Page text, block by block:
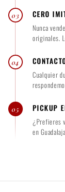
03
CERO
Nunca
originales.
04
Cualquier
05
PICKUP
¿Prefieres
en